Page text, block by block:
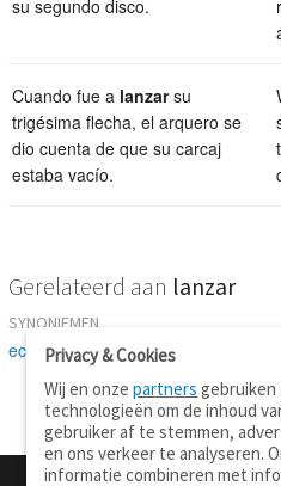
su segundo disco.
Cuando fue a lanzarsu
trigésima flecha, el arquero se
dio cuenta de que su carcaj
estaba vacío.
Gerelateerd aan lanzar
SYNONIEMEN
echarPrivacy & Cookies
Wij en onzepartners gebruiken
technologieën om de inhoud
gebruiker af te stemmen,
en ons verkeer te analyseren.
informatie combineren met